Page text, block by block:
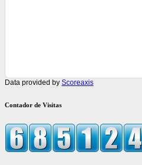
Data provided by Scoreaxis
Contador de Visitas